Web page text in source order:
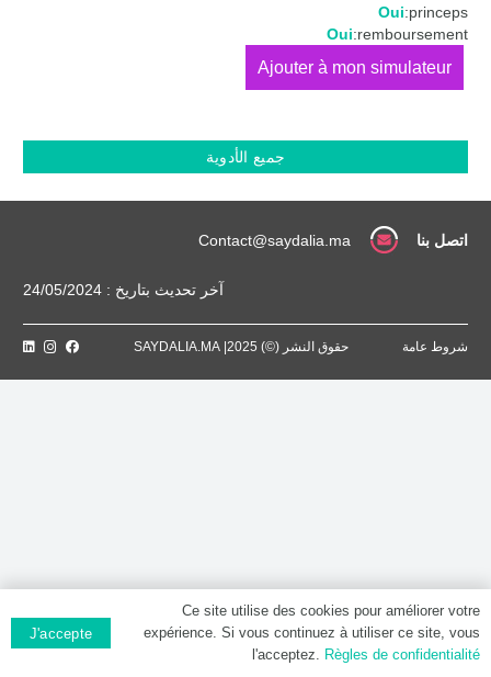
princeps:
Oui
remboursement:
Oui
كمية
MG,
جميع الأدوية
اتصل بنا Contact@saydalia.ma
آخر تحديث بتاريخ : 24/05/2024
شروط عامة حقوق النشر (©) 2025| SAYDALIA.MA
Ce site utilise des cookies pour améliorer votre
expérience. Si vous continuez à utiliser ce site, vous
l'acceptez. Règles de confidentialité
J'accepte